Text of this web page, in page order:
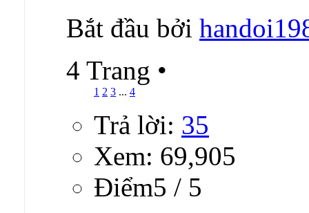
Bắt đầu bởi
4 Trang •
1 2 3 ... 4
Trả lời: 35
Xem: 69,905
Ðiểm5 / 5